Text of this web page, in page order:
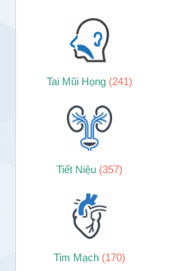
Tai Mũi Họng (241)
Tiết Niệu (357)
Tim Mạch (170)